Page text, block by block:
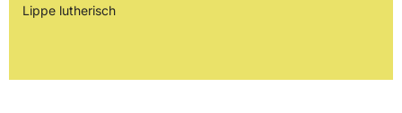
Lippe lutherisch